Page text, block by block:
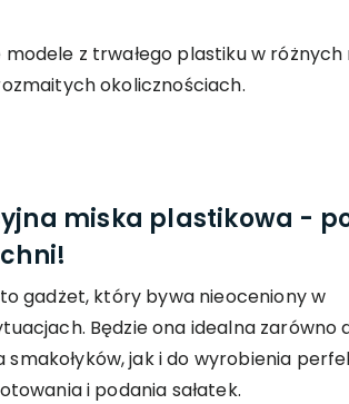
modele z trwałego plastiku w
okolicznościach.
miska plastikowa -
gadżet, który bywa nieoceniony w
Będzie ona idealna zarówno
jak i do wyrobienia
i podania sałatek.